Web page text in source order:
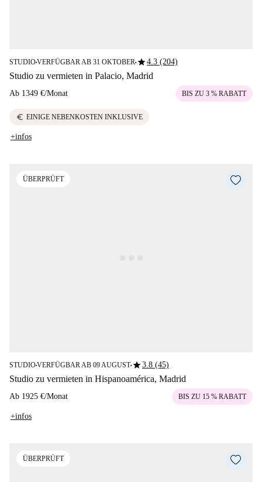
STUDIO■VERFÜGBAR AB 31 OKTOBER■star4.3 (204)
Studio zu vermieten in Palacio, Madrid
Ab 1349 €/Monat BIS ZU 3 % RABATT
euro EINIGE NEBENKOSTEN INKLUSIVE
+infos
ÜBERPRÜFT
STUDIO■VERFÜGBAR AB 09 AUGUST■star3.8 (45)
Studio zu vermieten in Hispanoamérica, Madrid
Ab 1925 €/Monat BIS ZU 15 % RABATT
+infos
ÜBERPRÜFT